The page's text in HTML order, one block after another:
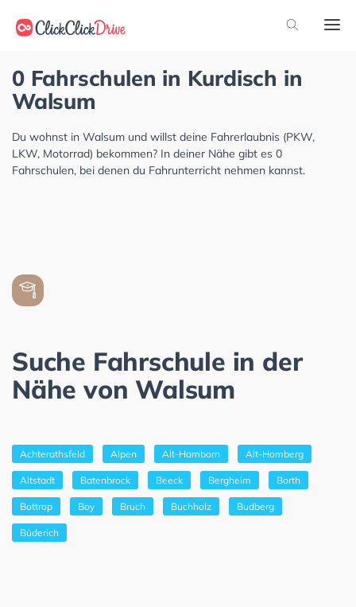
0 Fahrschulen in Kurdisch in
Walsum
Du wohnst in Walsum und willst deine Fahrerlaubnis (PKW,
LKW, Motorrad) bekommen? In deiner Nähe gibt es 0
Fahrschulen, bei denen du Fahrunterricht nehmen kannst.
Suche Fahrschule in der
Nähe von Walsum
Achterathsfeld Alpen Alt-Hamborn Alt-Homberg
Altstadt Batenbrock Beeck Bergheim Borth
Bottrop Boy Bruch Buchholz Budberg
Büderich